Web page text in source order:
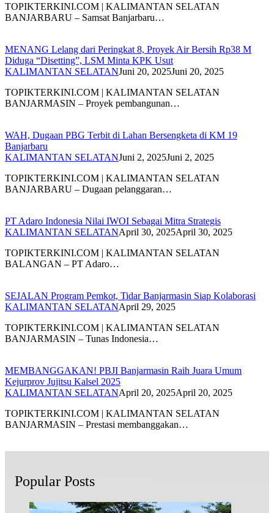
TOPIKTERKINI.COM | KALIMANTAN SELATAN
BANJARBARU – Samsat Banjarbaru…
MENANG Lelang dari Peringkat 8, Proyek Air Bersih Rp38 M
Diduga “Disetting”, LSM Minta KPK Usut
KALIMANTAN SELATANJuni 20, 2025Juni 20, 2025
TOPIKTERKINI.COM | KALIMANTAN SELATAN
BANJARMASIN – Proyek pembangunan…
WAH, Dugaan PBG Terbit di Lahan Bersengketa di KM 19
Banjarbaru
KALIMANTAN SELATANJuni 2, 2025Juni 2, 2025
TOPIKTERKINI.COM | KALIMANTAN SELATAN
BANJARBARU – Dugaan pelanggaran…
PT Adaro Indonesia Nilai IWOI Sebagai Mitra Strategis
KALIMANTAN SELATANApril 30, 2025April 30, 2025
TOPIKTERKINI.COM | KALIMANTAN SELATAN
BALANGAN – PT Adaro…
SEJALAN Program Pemkot, Tidar Banjarmasin Siap Kolaborasi
KALIMANTAN SELATANApril 29, 2025
TOPIKTERKINI.COM | KALIMANTAN SELATAN
BANJARMASIN – Tunas Indonesia…
MEMBANGGAKAN! PBJI Banjarmasin Raih Juara Umum
Kejurprov Jujitsu Kalsel 2025
KALIMANTAN SELATANApril 20, 2025April 20, 2025
TOPIKTERKINI.COM | KALIMANTAN SELATAN
BANJARMASIN – Prestasi membanggakan…
Popular Posts